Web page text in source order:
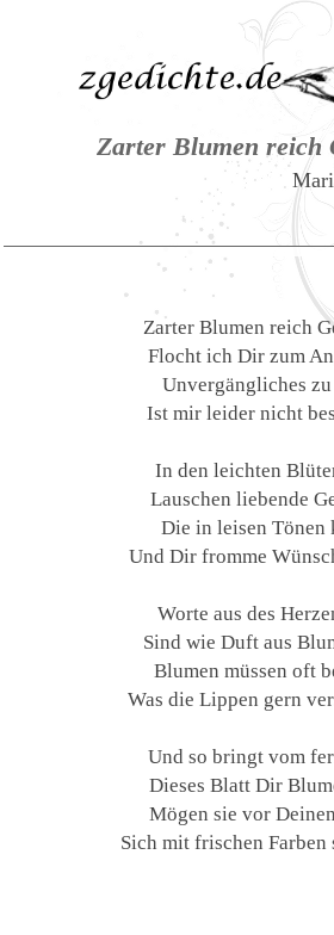
Zarter Blumen reich
Zarter Blumen reich
Flocht ich Dir zum
Unvergängliches
Ist mir leider nicht
In den leichten
Lauschen liebende
Die in leisen Tönen
Und Dir fromme
Worte aus des
Sind wie Duft aus
Blumen müssen oft
Was die Lippen gern
Und so bringt vom
Dieses Blatt Dir
Mögen sie vor
Sich mit frischen Farben